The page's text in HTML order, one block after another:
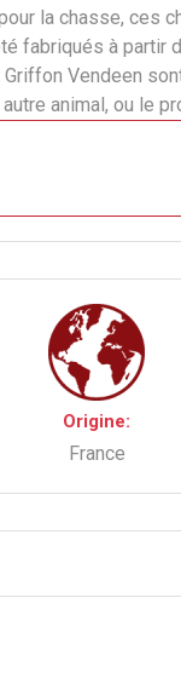
la chasse, ces
fabriqués à
Vendeen
animal, ou le
Origine:
France